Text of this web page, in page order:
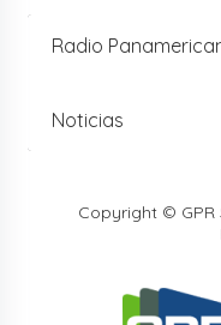
Radio
Noticias
Copyright © GPR